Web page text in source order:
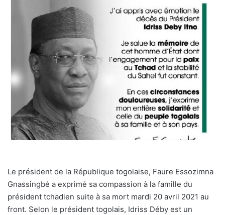
Le président de la République togolaise, Faure Essozimna
Gnassingbé a exprimé sa compassion à la famille du
président tchadien suite à sa mort mardi 20 avril 2021 au
front. Selon le président togolais, Idriss Déby est un